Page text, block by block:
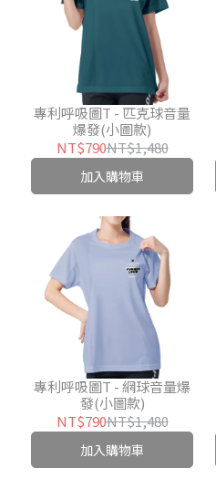
專利呼吸圖T - 匹克球音量
爆發(小圖款)
NT$790NT$1,480
加入購物車
專利呼吸圖T - 網球音量爆
發(小圖款)
NT$790NT$1,480
加入購物車